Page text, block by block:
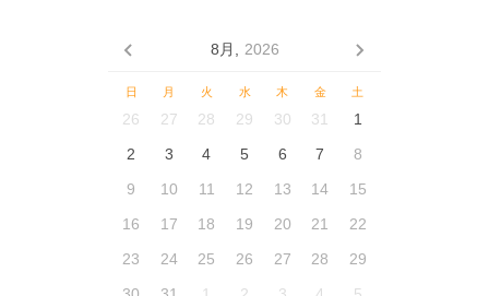
8月, 2026
日 月 火 水 木 金 土
26 27 28 29 30 31
1
2
3 4 5 6 7
8
9
10 11 12 13 14
15
16
17 18 19 20 21
22
23
24 25 26 27 28
29